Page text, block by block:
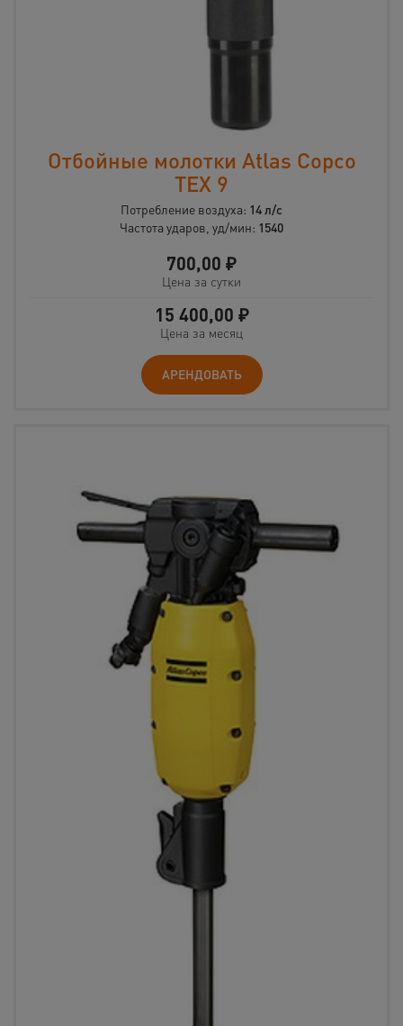
Отбойные молотки Atlas Copco
TEX 9
Потребление воздуха: 14 л/с
Частота ударов, уд/мин: 1540
700,00 ₽
Цена за сутки
15 400,00 ₽
Цена за месяц
АРЕНДОВАТЬ